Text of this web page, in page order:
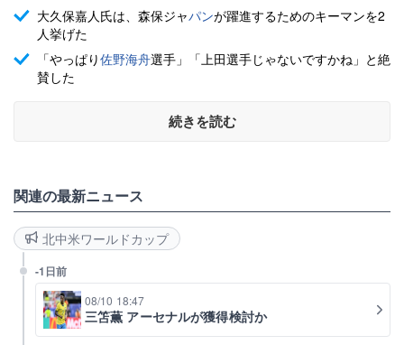
大久保嘉人氏は、森保ジャパンが躍進するためのキーマンを2
人挙げた
「やっぱり佐野海舟選手」「上田選手じゃないですかね」と絶
賛した
続きを読む
関連の最新ニュース
北中米ワールドカップ
-1日前
08/10 18:47
三笘薫 アーセナルが獲得検討か